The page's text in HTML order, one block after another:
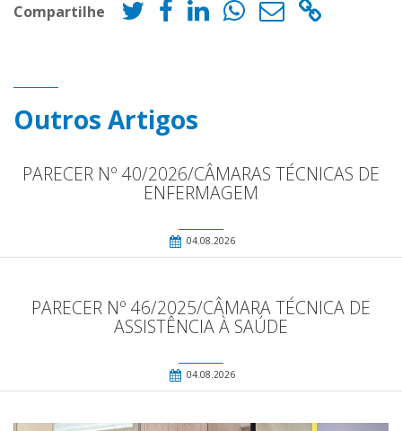
Compartilhe
Outros Artigos
PARECER Nº 40/2026/CÂMARAS TÉCNICAS DE
ENFERMAGEM
04.08.2026
PARECER Nº 46/2025/CÂMARA TÉCNICA DE
ASSISTÊNCIA À SAÚDE
04.08.2026